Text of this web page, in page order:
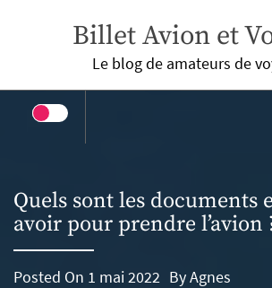
Billet Avion et
Le blog de amateurs de
Quels sont les documents
avoir pour prendre l’avion
Posted On 1 mai 2022 ByAgnes